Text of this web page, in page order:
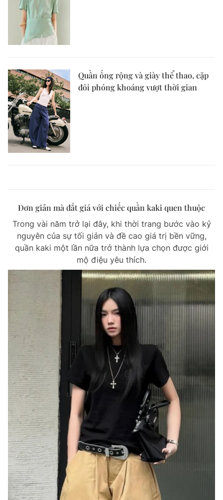
Quần ống rộng và giày thể thao, cặp
đôi phóng khoáng vượt thời gian
Đơn giản mà đắt giá với chiếc quần kaki quen thuộc
Trong vài năm trở lại đây, khi thời trang bước vào kỷ
nguyên của sự tối giản và đề cao giá trị bền vững,
quần kaki một lần nữa trở thành lựa chọn được giới
mộ điệu yêu thích.